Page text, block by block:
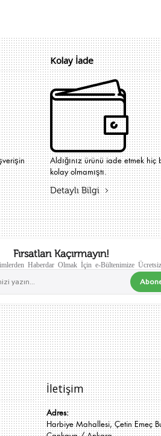
Kolay İade
Aldığınız ürünü iade etmek
kolay olmamıştı.
Detaylı Bilgi
Fırsatları Kaçırmayın!
Haberdar Olmak İçin e-Bültenimize
İletişim
Adres:
Harbiye Mahallesi, Çetin Emeç